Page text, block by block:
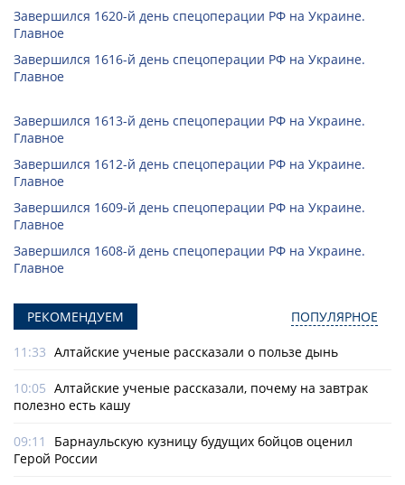
Завершился 1620-й день спецоперации РФ на Украине.
Главное
Завершился 1616-й день спецоперации РФ на Украине.
Главное
Завершился 1613-й день спецоперации РФ на Украине.
Главное
Завершился 1612-й день спецоперации РФ на Украине.
Главное
Завершился 1609-й день спецоперации РФ на Украине.
Главное
Завершился 1608-й день спецоперации РФ на Украине.
Главное
РЕКОМЕНДУЕМ ПОПУЛЯРНОЕ
11:33 Алтайские ученые рассказали о пользе дынь
10:05 Алтайские ученые рассказали, почему на завтрак
полезно есть кашу
09:11
Барнаульскую кузницу будущих бойцов оценил
Герой России